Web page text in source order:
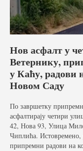
Услуге
Јавне набавке
Отворени
Нов асфалт у
Ветернику,
у Каћу, радови
Новом Саду
По завршетку
асфалтирају четири
42, Нова 93, Улица
Чиплића.
припремни радови на